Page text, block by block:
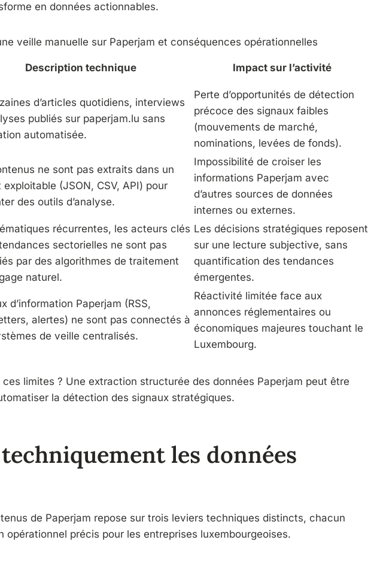
en données actionnables.
veille manuelle sur Paperjam et conséquences opérationnelles
Description technique Impact sur l’activité
d’articles quotidiens, interviews
publiés sur paperjam.lu sans
automatisée.
Perte d’opportunités de détection
précoce des signaux faibles
(mouvements de marché,
nominations, levées de fonds).
ne sont pas extraits dans un
exploitable (JSON, CSV, API) pour
des outils d’analyse.
Impossibilité de croiser les
informations Paperjam avec
d’autres sources de données
internes ou externes.
récurrentes, les acteurs clés
sectorielles ne sont pas
par des algorithmes de traitement
naturel.
Les décisions stratégiques reposent
sur une lecture subjective, sans
quantification des tendances
émergentes.
d’information Paperjam (RSS,
alertes) ne sont pas connectés à
de veille centralisés.
Réactivité limitée face aux
annonces réglementaires ou
économiques majeures touchant le
Luxembourg.
limites ? Une extraction structurée des données Paperjam peut être
la détection des signaux stratégiques.
les données
de Paperjam repose sur trois leviers techniques distincts, chacun
opérationnel précis pour les entreprises luxembourgeoises.